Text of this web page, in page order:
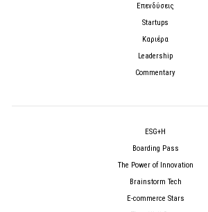
Επενδύσεις
Startups
Καριέρα
Leadership
Commentary
ESG+H
Boarding Pass
The Power of Innovation
Brainstorm Tech
E-commerce Stars